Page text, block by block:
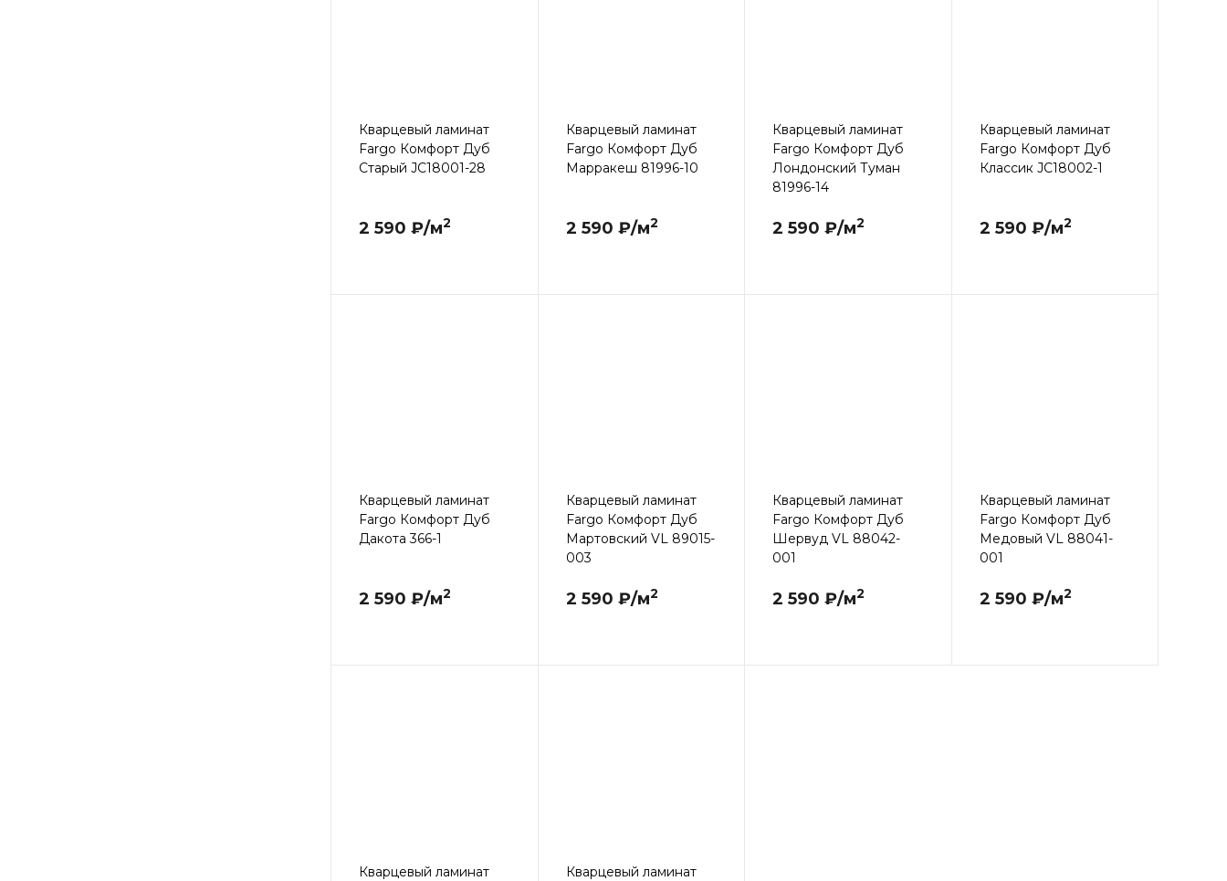
Кварцевый ламинат
Fargo Комфорт Дуб
Старый JC18001-28
2 590 ₽/м2
Кварцевый ламинат
Fargo Комфорт Дуб
Марракеш 81996-10
2 590 ₽/м2
Кварцевый ламинат
Fargo Комфорт Дуб
Лондонский Туман
81996-14
2 590 ₽/м2
Кварцевый ламинат
Fargo Комфорт Дуб
Классик JC18002-1
2 590 ₽/м2
Кварцевый ламинат
Fargo Комфорт Дуб
Дакота 366-1
2 590 ₽/м2
Кварцевый ламинат
Fargo Комфорт Дуб
Мартовский VL 89015-
003
2 590 ₽/м2
Кварцевый ламинат
Fargo Комфорт Дуб
Шервуд VL 88042-
001
2 590 ₽/м2
Кварцевый ламинат
Fargo Комфорт Дуб
Медовый VL 88041-
001
2 590 ₽/м2
Кварцевый ламинат
Кварцевый ламинат